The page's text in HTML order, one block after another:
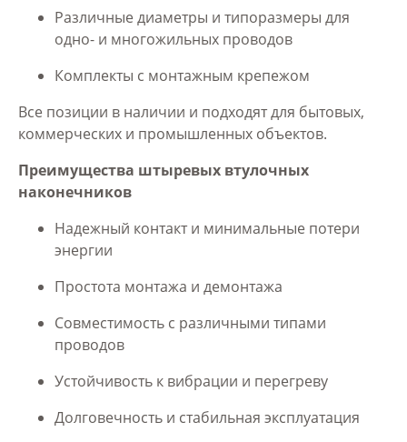
Различные диаметры и типоразмеры для
одно- и многожильных проводов
Комплекты с монтажным крепежом
Все позиции в наличии и подходят для бытовых,
коммерческих и промышленных объектов.
Преимущества штыревых втулочных
наконечников
Надежный контакт и минимальные потери
энергии
Простота монтажа и демонтажа
Совместимость с различными типами
проводов
Устойчивость к вибрации и перегреву
Долговечность и стабильная эксплуатация